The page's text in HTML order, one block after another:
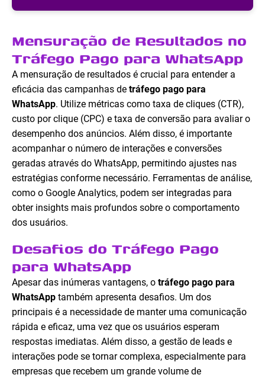
Mensuração de Resultados no
Tráfego Pago para WhatsApp
A mensuração de resultados é crucial para entender a
eficácia das campanhas de tráfego pago para
WhatsApp. Utilize métricas como taxa de cliques (CTR),
custo por clique (CPC) e taxa de conversão para avaliar o
desempenho dos anúncios. Além disso, é importante
acompanhar o número de interações e conversões
geradas através do WhatsApp, permitindo ajustes nas
estratégias conforme necessário. Ferramentas de análise,
como o Google Analytics, podem ser integradas para
obter insights mais profundos sobre o comportamento
dos usuários.
Desafios do Tráfego Pago
para WhatsApp
Apesar das inúmeras vantagens, o tráfego pago para
WhatsApp também apresenta desafios. Um dos
principais é a necessidade de manter uma comunicação
rápida e eficaz, uma vez que os usuários esperam
respostas imediatas. Além disso, a gestão de leads e
interações pode se tornar complexa, especialmente para
empresas que recebem um grande volume de